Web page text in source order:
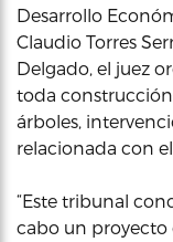
Desarrollo
Claudio Torres
Delgado, el juez
toda
árboles,
relacionada con
“Este tribunal
cabo un